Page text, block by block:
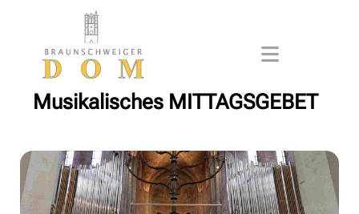
Musikalisches MITTAGSGEBET